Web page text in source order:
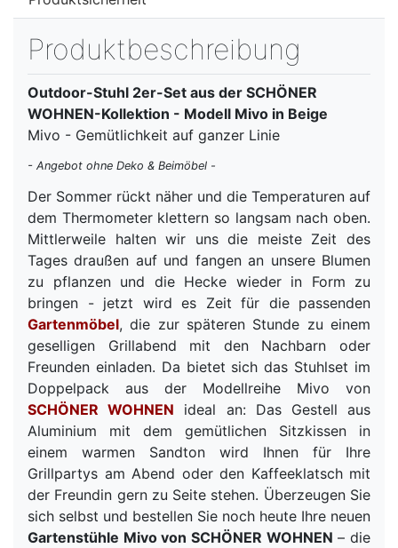
Produktbeschreibung
Outdoor-Stuhl 2er-Set aus der SCHÖNER
WOHNEN-Kollektion - Modell Mivo in Beige
Mivo - Gemütlichkeit auf ganzer Linie
- Angebot ohne Deko & Beimöbel -
Der Sommer rückt näher und die Temperaturen auf
dem Thermometer klettern so langsam nach oben.
Mittlerweile halten wir uns die meiste Zeit des
Tages draußen auf und fangen an unsere Blumen
zu pflanzen und die Hecke wieder in Form zu
bringen - jetzt wird es Zeit für die passenden
Gartenmöbel, die zur späteren Stunde zu einem
geselligen Grillabend mit den Nachbarn oder
Freunden einladen. Da bietet sich das Stuhlset im
Doppelpack aus der Modellreihe Mivo von
SCHÖNER WOHNEN ideal an: Das Gestell aus
Aluminium mit dem gemütlichen Sitzkissen in
einem warmen Sandton wird Ihnen für Ihre
Grillpartys am Abend oder den Kaffeeklatsch mit
der Freundin gern zu Seite stehen. Überzeugen Sie
sich selbst und bestellen Sie noch heute Ihre neuen
Gartenstühle Mivo von SCHÖNER WOHNEN – die